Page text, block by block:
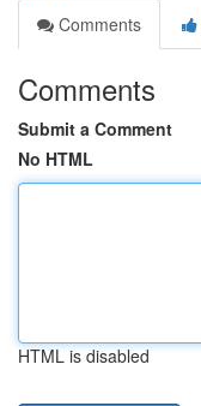
Comments
Comments
Submit a Comment
No HTML
HTML is disabled